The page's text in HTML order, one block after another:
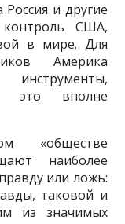
и другие
США,
в мире. Для
Америка
это вполне
«обществе
наиболее
или ложь:
таковой и
из значимых